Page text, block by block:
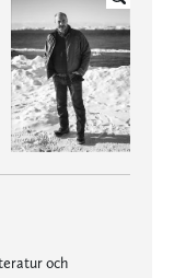
och